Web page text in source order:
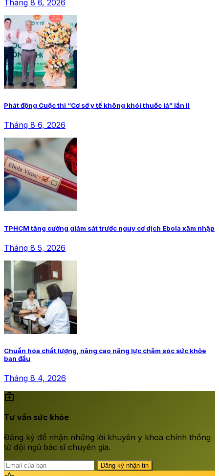
Tháng 8 6, 2026
Phát động Cuộc thi “Cơ sở y tế không khói thuốc lá” lần II
Tháng 8 6, 2026
TPHCM tăng cường giám sát trước nguy cơ dịch Ebola xâm nhập
Tháng 8 5, 2026
Chuẩn hóa chất lượng, nâng cao năng lực chăm sóc sức khỏe
ban đầu
Tháng 8 4, 2026
medical_services
Tư vấn sức khỏe
Đăng ký để nhận những lời khuyên y khoa chính thống
từ đội ngũ bác sĩ chuyên gia.
Đăng ký nhận tin